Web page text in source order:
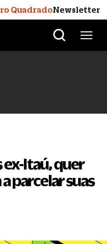
QuadradoNewsletter
ex-Itaú, quer
parcelar suas